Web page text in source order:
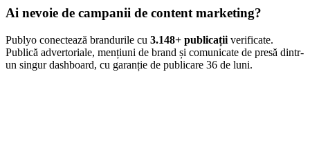
Ai nevoie de campanii de content marketing?
Publyo conectează brandurile cu 3.148+ publicații verificate.
Publică advertoriale, mențiuni de brand și comunicate de presă dintr-
un singur dashboard, cu garanție de publicare 36 de luni.